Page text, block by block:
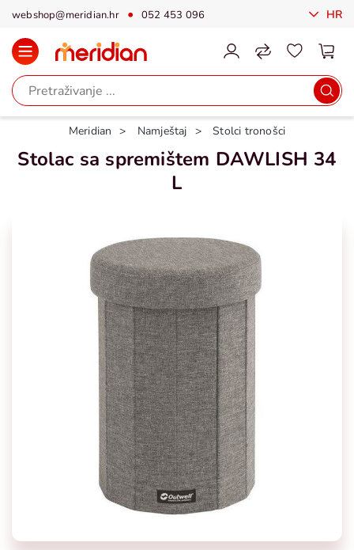
webshop@meridian.hr 052 453 096 HR
Meridian Namještaj Stolci tronošci
Stolac sa spremištem DAWLISH 34
L